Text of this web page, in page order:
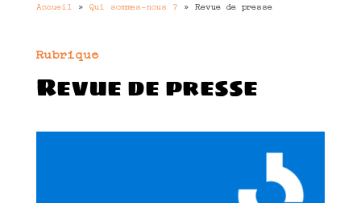
Accueil » Qui sommes-nous ? » Revue de presse
Rubrique
Revue de presse